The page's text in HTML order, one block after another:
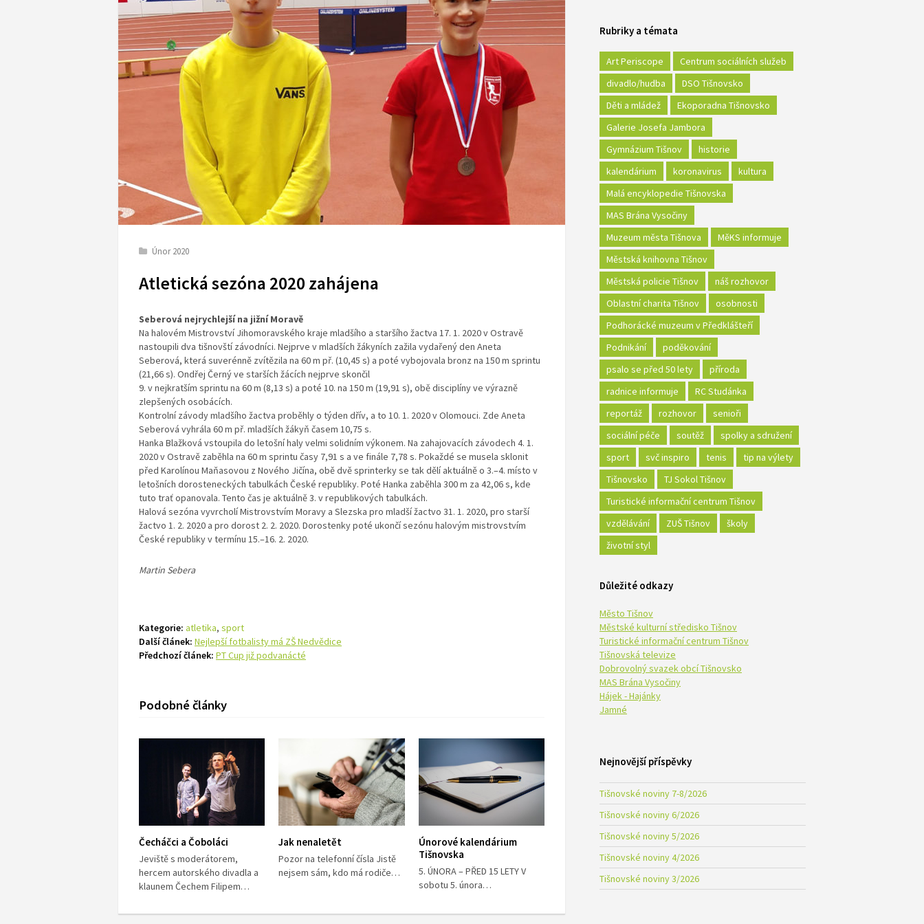
Únor 2020
Atletická sezóna 2020 zahájena
Seberová nejrychlejší na jižní Moravě
Na halovém Mistrovství Jihomoravského kraje mladšího a staršího žactva 17. 1. 2020 v Ostravě
nastoupili dva tišnovští závodníci. Nejprve v mladších žákyních zažila vydařený den Aneta
Seberová, která suverénně zvítězila na 60 m př. (10,45 s) a poté vybojovala bronz na 150 m sprintu
(21,66 s). Ondřej Černý ve starších žácích nejprve skončil
9. v nejkratším sprintu na 60 m (8,13 s) a poté 10. na 150 m (19,91 s), obě disciplíny ve výrazně
zlepšených osobácích.
Kontrolní závody mladšího žactva proběhly o týden dřív, a to 10. 1. 2020 v Olomouci. Zde Aneta
Seberová vyhrála 60 m př. mladších žákyň časem 10,75 s.
Hanka Blažková vstoupila do letošní haly velmi solidním výkonem. Na zahajovacích závodech 4. 1.
2020 v Ostravě zaběhla na 60 m sprintu časy 7,91 s a ve finále 7,78 s. Pokaždé se musela sklonit
před Karolínou Maňasovou z Nového Jičína, obě dvě sprinterky se tak dělí aktuálně o 3.–4. místo v
letošních dorosteneckých tabulkách České republiky. Poté Hanka zaběhla 300 m za 42,06 s, kde
tuto trať opanovala. Tento čas je aktuálně 3. v republikových tabulkách.
Halová sezóna vyvrcholí Mistrovstvím Moravy a Slezska pro mladší žactvo 31. 1. 2020, pro starší
žactvo 1. 2. 2020 a pro dorost 2. 2. 2020. Dorostenky poté ukončí sezónu halovým mistrovstvím
České republiky v termínu 15.–16. 2. 2020.
Martin Sebera
Kategorie: atletika, sport
Další článek: Nejlepší fotbalisty má ZŠ Nedvědice
Předchozí článek: PT Cup již podvanácté
Podobné články
Čecháčci a Čoboláci
Jeviště s moderátorem,
hercem autorského divadla a
klaunem Čechem Filipem…
Jak nenaletět
Pozor na telefonní čísla Jistě
nejsem sám, kdo má rodiče…
Únorové kalendárium
Tišnovska
5. ÚNORA – PŘED 15 LETY V
sobotu 5. února…
Rubriky a témata
Art Periscope
Centrum sociálních služeb
divadlo/hudba
DSO Tišnovsko
Děti a mládež
Ekoporadna Tišnovsko
Galerie Josefa Jambora
Gymnázium Tišnov
historie
kalendárium
koronavirus
kultura
Malá encyklopedie Tišnovska
MAS Brána Vysočiny
Muzeum města Tišnova
MěKS informuje
Městská knihovna Tišnov
Městská policie Tišnov
náš rozhovor
Oblastní charita Tišnov
osobnosti
Podhorácké muzeum v Předklášteří
Podnikání
poděkování
psalo se před 50 lety
příroda
radnice informuje
RC Studánka
reportáž
rozhovor
senioři
sociální péče
soutěž
spolky a sdružení
sport
svč inspiro tenis
tip na výlety
Tišnovsko
TJ Sokol Tišnov
Turistické informační centrum Tišnov
vzdělávání
ZUŠ Tišnov
školy
životní styl
Důležité odkazy
Město Tišnov
Městské kulturní středisko Tišnov
Turistické informační centrum Tišnov
Tišnovská televize
Dobrovolný svazek obcí Tišnovsko
MAS Brána Vysočiny
Hájek - Hajánky
Jamné
Nejnovější příspěvky
Tišnovské noviny 7-8/2026
Tišnovské noviny 6/2026
Tišnovské noviny 5/2026
Tišnovské noviny 4/2026
Tišnovské noviny 3/2026